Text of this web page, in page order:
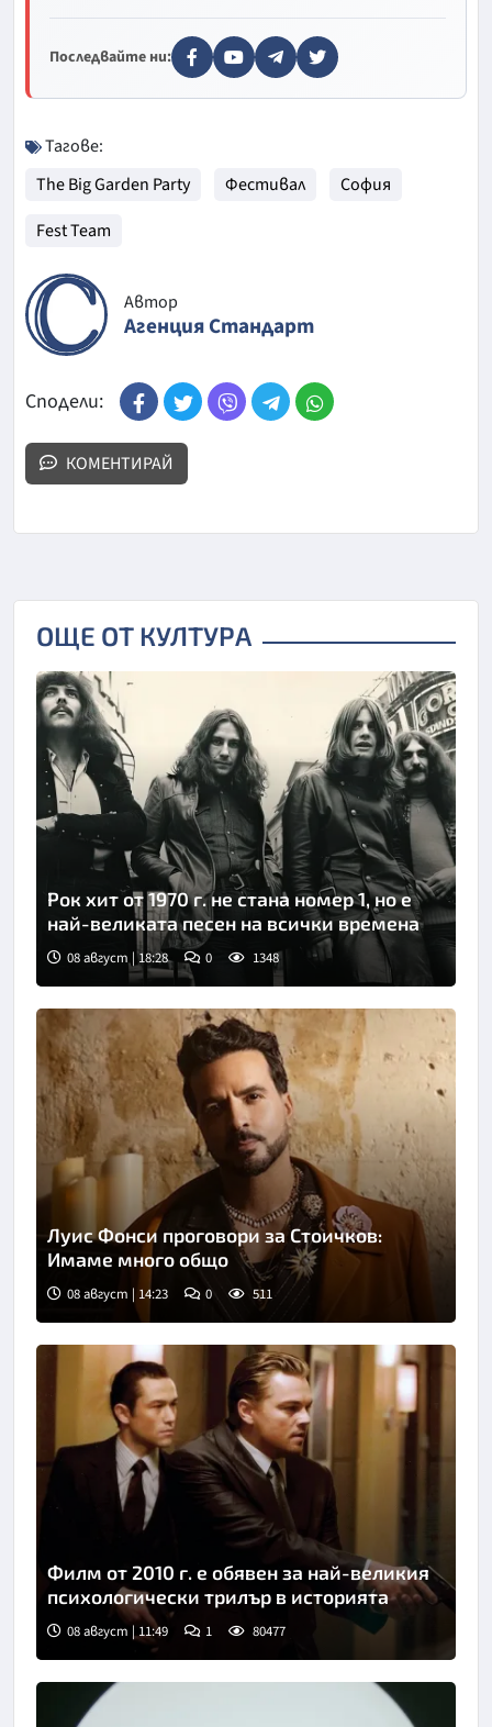
Последвайте ни:
Тагове:
The Big Garden Party
Фестивал
София
Fest Team
Автор
Агенция Стандарт
Сподели:
КОМЕНТИРАЙ
ОЩЕ ОТ КУЛТУРА
Рок хит от 1970 г. не стана номер 1, но е
най-великата песен на всички времена
08 август | 18:28 0 1348
Луис Фонси проговори за Стоичков:
Имаме много общо
08 август | 14:23 0 511
Филм от 2010 г. е обявен за най-великия
психологически трилър в историята
08 август | 11:49 1 80477